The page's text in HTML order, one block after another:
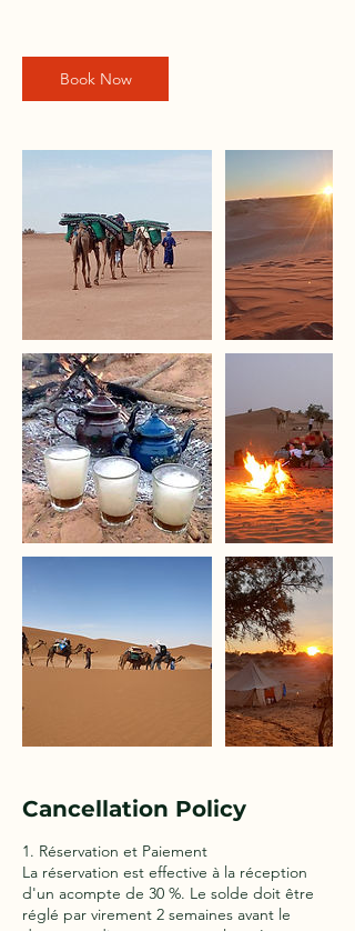
Book Now
Cancellation Policy
1. Réservation et Paiement
La réservation est effective à la réception
d'un acompte de 30 %. Le solde doit être
réglé par virement 2 semaines avant le